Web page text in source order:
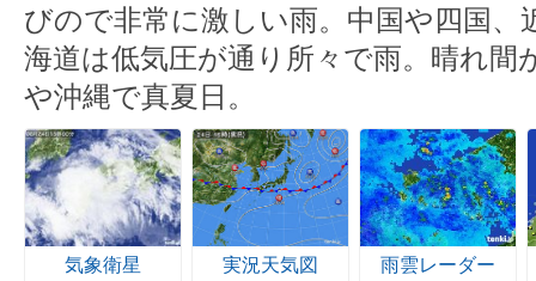
びので非常に激しい雨。中国や四国、
海道は低気圧が通り所々で雨。晴れ間
や沖縄で真夏日。
気象衛星 実況天気図 雨雲レーダー